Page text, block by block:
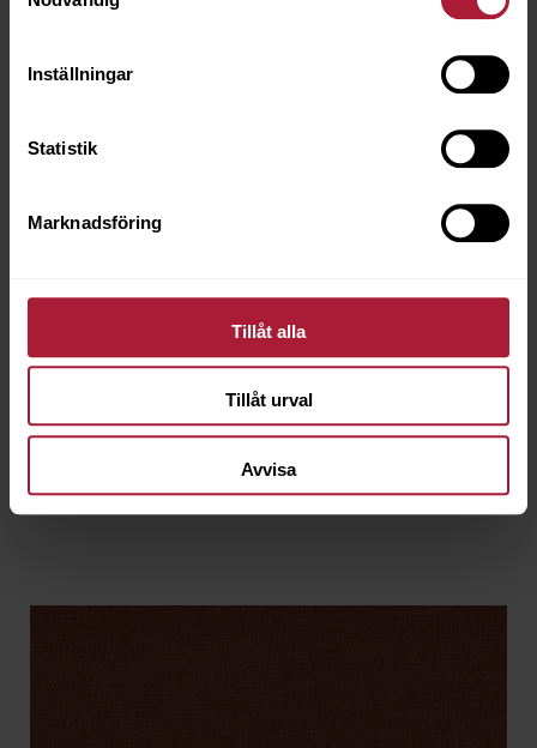
Inställningar
Statistik
Marknadsföring
Tillåt alla
Tillåt urval
Avvisa
Nellie Walnut